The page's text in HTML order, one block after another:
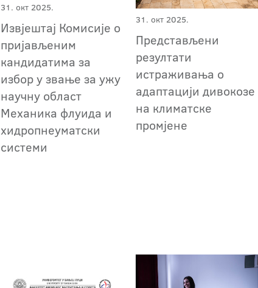
31. окт 2025.
Извјештај Комисије о
пријављеним
кандидатима за
избор у звање за ужу
научну област
Механика флуида и
хидропнеуматски
системи
31. окт 2025.
Представљени
резултати
истраживања о
адаптацији дивокозе
на климатске
промјене